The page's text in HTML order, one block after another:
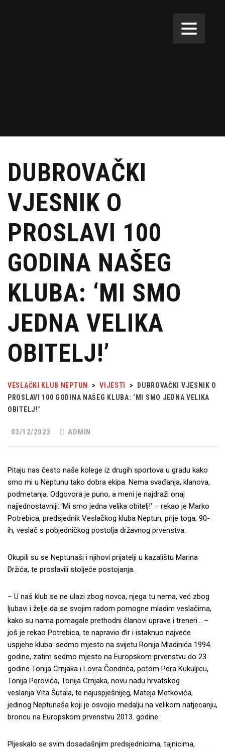
DUBROVAČKI
VJESNIK O
PROSLAVI 100
GODINA NAŠEG
KLUBA: ‘MI SMO
JEDNA VELIKA
OBITELJ!’
VESLAČKI KLUB NEPTUN > VIJESTI >
DUBROVAČKI VJESNIK O
PROSLAVI 100 GODINA NAŠEG KLUBA: ‘MI SMO JEDNA VELIKA
OBITELJ!’
03/12/2023 ADMIN
Pitaju nas često naše kolege iz drugih sportova u gradu kako
smo mi u Neptunu tako dobra ekipa. Nema svađanja, klanova,
podmetanja. Odgovora je puno, a meni je najdraži onaj
najjednostavniji: ‘Mi smo jedna velika obitelj!‘ – rekao je Marko
Potrebica, predsjednik Veslačkog kluba Neptun, prije toga, 90-
ih, veslač s pobjedničkog postolja državnog prvenstva.
Okupili su se Neptunaši i njihovi prijatelji u kazalištu Marina
Držića, te proslavili stoljeće postojanja.
– U naš klub se ne ulazi zbog novca, njega tu nema, već zbog
ljubavi i želje da se svojim radom pomogne mladim veslačima,
kako su nama pomagale prethodni članovi uprave i treneri… –
još je rekao Potrebica, te napravio đir i istaknuo najveće
uspjehe kluba: sedmo mjesto na svijetu Ronija Mladinića 1994.
godine, zatim sedmo mjesto na Europskom prvenstvu do 23
godine Tonija Crnjaka i Lovra Čondrića, potom Pera Kukuljicu,
Tonija Perovića, Tonija Crnjaka, novu nadu hrvatskog
veslanja Vita Šutala, te najuspješnijeg, Mateja Metkovića,
jedinog Neptunaša koji je osvojio medalju na velikom natjecanju,
broncu na Europskom prvenstvu 2013. godine.
Pljeskalo se svim dosadašnjim predsjednicima, tajnicima,